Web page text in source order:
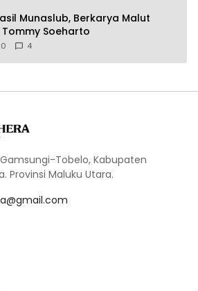
Munaslub, Berkarya Malut
Tommy Soeharto
4
Tobelo, Kabupaten
Provinsi Maluku Utara.